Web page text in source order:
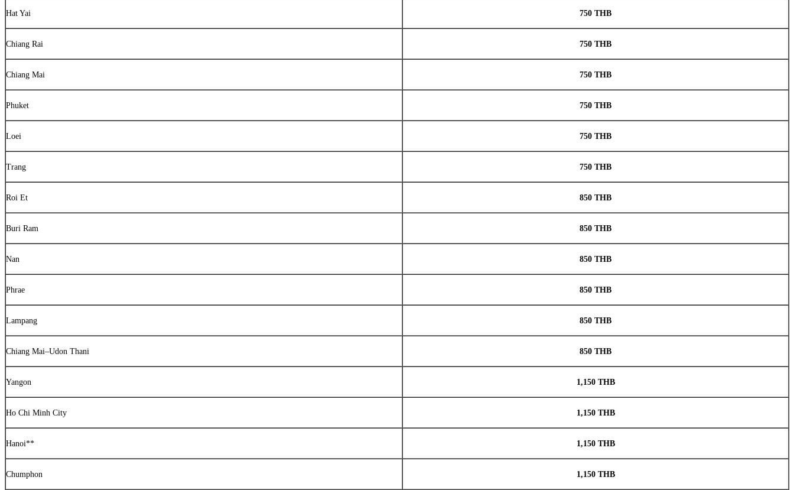
Hat Yai 750 THB
Chiang Rai 750 THB
Chiang Mai 750 THB
Phuket 750 THB
Loei 750 THB
Trang 750 THB
Roi Et 850 THB
Buri Ram 850 THB
Nan 850 THB
Phrae 850 THB
Lampang 850 THB
Chiang Mai–Udon Thani 850 THB
Yangon 1,150 THB
Ho Chi Minh City 1,150 THB
Hanoi** 1,150 THB
Chumphon 1,150 THB